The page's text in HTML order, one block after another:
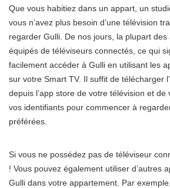
Que vous habitiez dans un appart, un
vous n’avez plus besoin d’une télévision
regarder Gulli. De nos jours, la plupart
équipés de téléviseurs connectés, ce qui
facilement accéder à Gulli en utilisant les
sur votre Smart TV. Il suffit de télécharger
depuis l’app store de votre télévision et
vos identifiants pour commencer à
préférées.
Si vous ne possédez pas de téléviseur
! Vous pouvez également utiliser d’autres
Gulli dans votre appartement. Par